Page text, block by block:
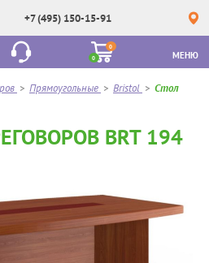
+7 (495) 150-15-91
0
0
МЕНЮ
> Прямоугольные > Bristol > Стол
BRT 194